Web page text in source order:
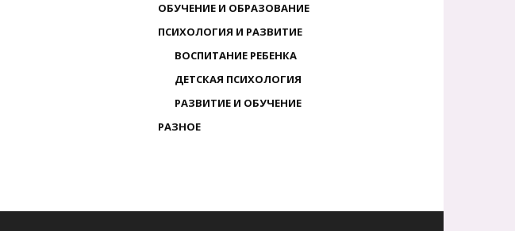
ОБУЧЕНИЕ И ОБРАЗОВАНИЕ
ПСИХОЛОГИЯ И РАЗВИТИЕ
ВОСПИТАНИЕ РЕБЕНКА
ДЕТСКАЯ ПСИХОЛОГИЯ
РАЗВИТИЕ И ОБУЧЕНИЕ
РАЗНОЕ